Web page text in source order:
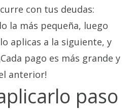
con tus deudas:
la más pequeña, luego
aplicas a la siguiente, y
pago es más grande y
anterior!
paso